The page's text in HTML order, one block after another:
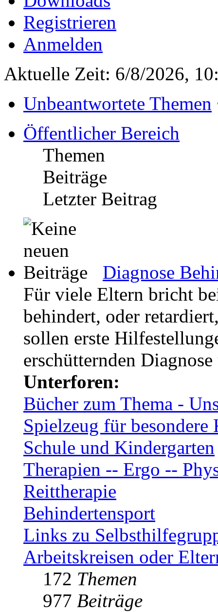
Registrieren
Anmelden
Aktuelle Zeit: 6/8/2026,
Unbeantwortete Themen
Öffentlicher Bereich
Themen
Beiträge
Letzter Beitrag
Diagnose
Für viele Eltern bricht
behindert, oder
sollen erste
erschütternden
Unterforen:
Bücher zum Thema -
Spielzeug für besondere
Schule und Kindergarten
Therapien -- Ergo --
Reittherapie
Behindertensport
Links zu
Arbeitskreisen oder
172 Themen
977 Beiträge